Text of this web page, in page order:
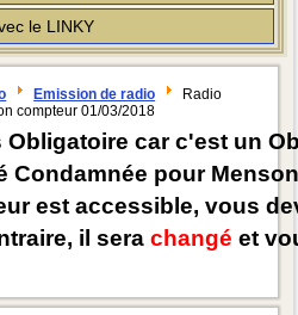
le LINKY
Emission de radio
Radio
compteur 01/03/2018
car c'est un
Condamnée pour
est accessible, vous
il serachangé et